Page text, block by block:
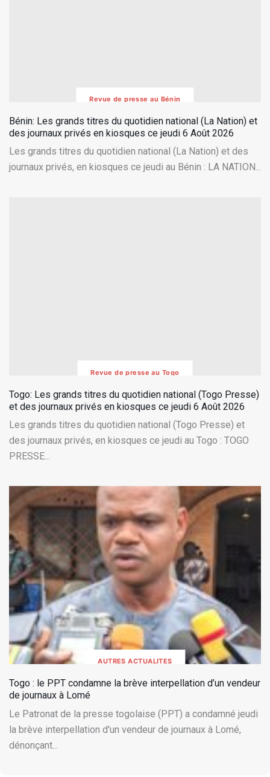
Revue de presse au Bénin
Bénin: Les grands titres du quotidien national (La Nation) et
des journaux privés en kiosques ce jeudi 6 Août 2026
Les grands titres du quotidien national (La Nation) et des
journaux privés, en kiosques ce jeudi au Bénin : LA NATION...
Revue de presse au Togo
Togo: Les grands titres du quotidien national (Togo Presse)
et des journaux privés en kiosques ce jeudi 6 Août 2026
Les grands titres du quotidien national (Togo Presse) et
des journaux privés, en kiosques ce jeudi au Togo : TOGO
PRESSE...
AUTRES ACTUALITES
Togo : le PPT condamne la brève interpellation d’un vendeur
de journaux à Lomé
Le Patronat de la presse togolaise (PPT) a condamné jeudi
la brève interpellation d'un vendeur de journaux à Lomé,
dénonçant...